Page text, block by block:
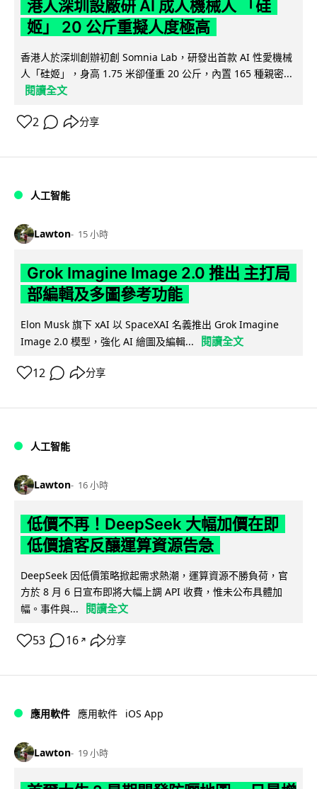
港人深圳設廠研 AI 成人機械人 「硅
姬」 20 公斤重擬人度極高
香港人於深圳創辦初創 Somnia Lab，研發出首款 AI 性愛機械
人「硅姬」，身高 1.75 米卻僅重 20 公斤，內置 165 種親密...
閱讀全文
2 分享
人工智能
Lawton 15 小時
Grok Imagine Image 2.0 推出 主打局
部編輯及多圖參考功能
Elon Musk 旗下 xAI 以 SpaceXAI 名義推出 Grok Imagine
Image 2.0 模型，強化 AI 繪圖及編輯...
閱讀全文
12 分享
人工智能
Lawton 16 小時
低價不再！DeepSeek 大幅加價在即
低價搶客反釀運算資源告急
DeepSeek 因低價策略掀起需求熱潮，運算資源不勝負荷，官
方於 8 月 6 日宣布即將大幅上調 API 收費，惟未公布具體加
幅。事件與...
閱讀全文
53 16 ↗ 分享
應用軟件 應用軟件 iOS App
Lawton 19 小時